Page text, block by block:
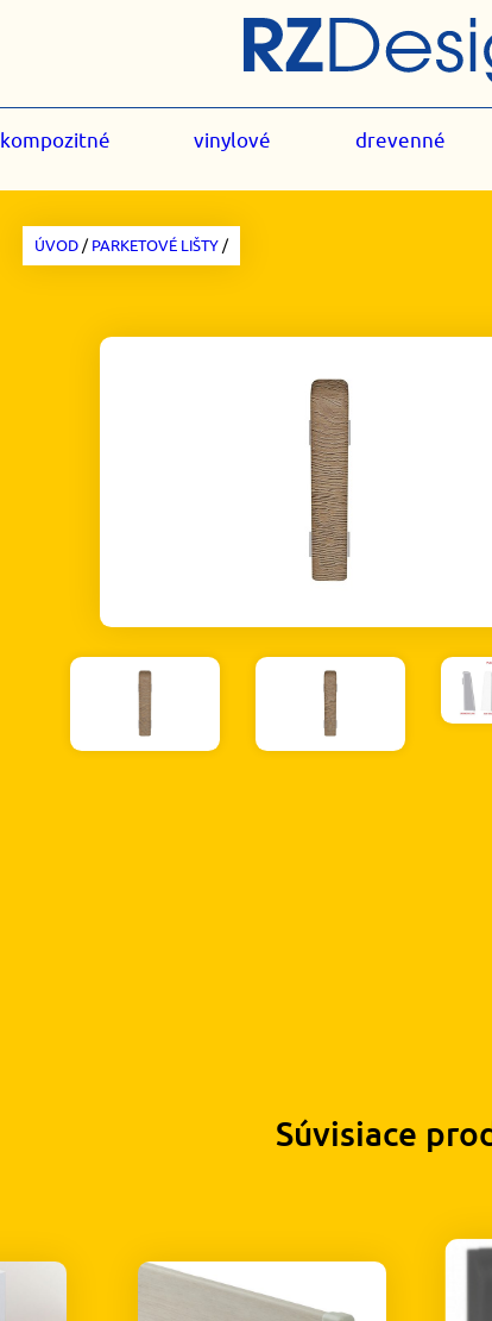
kompozitné vinylové drevenné
ÚVOD/PARKETOVÉ LIŠTY/
Súvisiace